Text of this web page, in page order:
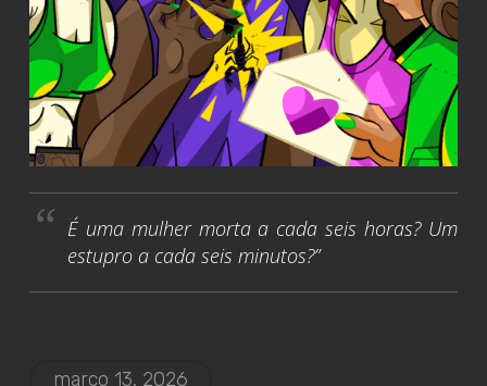
É uma mulher morta a cada seis horas? Um
estupro a cada seis minutos?”
março 13, 2026